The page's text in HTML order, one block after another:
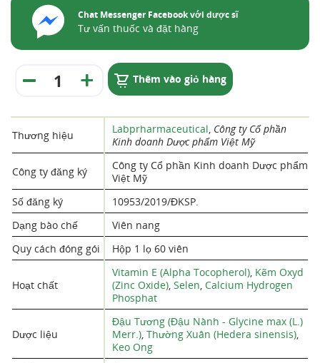
Chat Messenger Facebook với dược sĩ
Tư vấn thuốc và đặt hàng
Thêm vào giỏ hàng
Thương hiệu Labprharmaceutical, Công ty Cổ phần
Kinh doanh Dược phẩm Việt Mỹ
Công ty đăng ký
Công ty Cổ phần Kinh doanh Dược phẩm
Việt Mỹ
Số đăng ký
10953/2019/ĐKSP.
Dạng bào chế
Viên nang
Quy cách đóng gói
Hộp 1 lọ 60 viên
Hoạt chất
Vitamin E (Alpha Tocopherol), Kẽm Oxyd
(Zinc Oxide), Selen, Calcium Hydrogen
Phosphat
Dược liệu
Đậu Tương (Đậu Nành - Glycine max (L.)
Merr.), Thường Xuân (Hedera sinensis),
Keo Ong